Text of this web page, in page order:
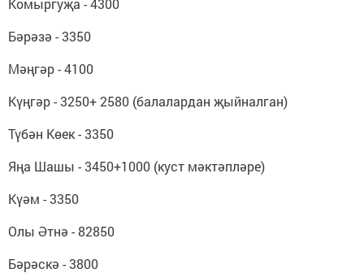
Комыргуҗа - 4300
Бәрәзә - 3350
Мәңгәр - 4100
Күңгәр - 3250+ 2580 (балалардан җыйналган)
Түбән Көек - 3350
Яңа Шашы - 3450+1000 (куст мәктәпләре)
Күәм - 3350
Олы Әтнә - 82850
Бәрәскә - 3800